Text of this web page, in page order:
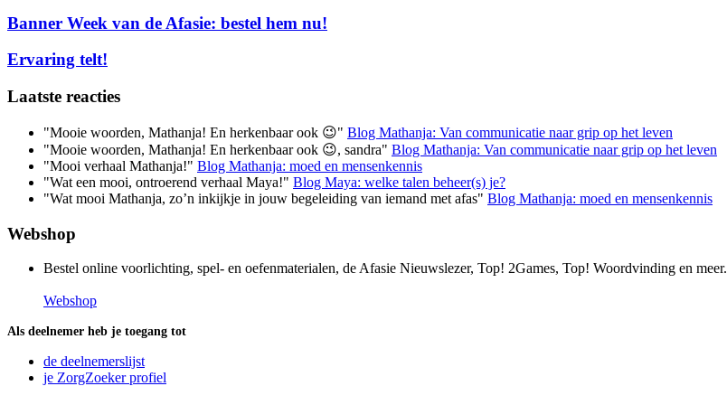
Banner Week van de Afasie: bestel hem nu!
Ervaring telt!
Laatste reacties
"Mooie woorden, Mathanja! En herkenbaar ook 😉" Blog Mathanja: Van communicatie naar grip op het leven
"Mooie woorden, Mathanja! En herkenbaar ook 😉, sandra" Blog Mathanja: Van communicatie naar grip op het leven
"Mooi verhaal Mathanja!" Blog Mathanja: moed en mensenkennis
"Wat een mooi, ontroerend verhaal Maya!" Blog Maya: welke talen beheer(s) je?
"Wat mooi Mathanja, zo’n inkijkje in jouw begeleiding van iemand met afas" Blog Mathanja: moed en mensenkennis
Webshop
Bestel online voorlichting, spel- en oefenmaterialen, de Afasie Nieuwslezer, Top! 2Games, Top! Woordvinding en meer.
Webshop
Als deelnemer heb je toegang tot
de deelnemerslijst
je ZorgZoeker profiel